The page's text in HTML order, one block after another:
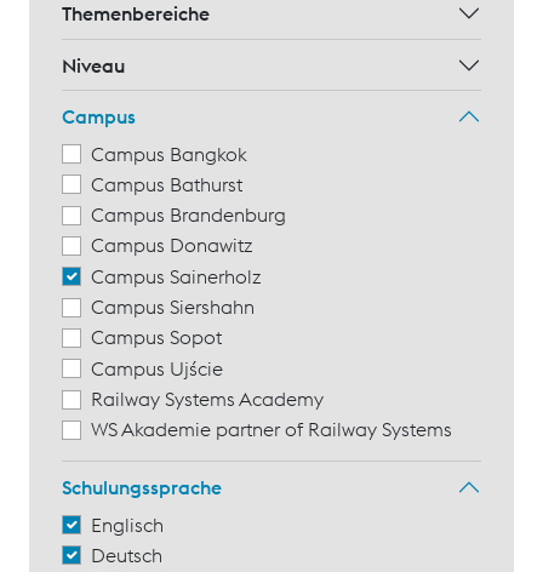
Themenbereiche
Niveau
Campus
Campus Bangkok
Campus Bathurst
Campus Brandenburg
Campus Donawitz
Campus Sainerholz
Campus Siershahn
Campus Sopot
Campus Ujście
Railway Systems Academy
WS Akademie partner of Railway Systems
Schulungssprache
Englisch
Deutsch